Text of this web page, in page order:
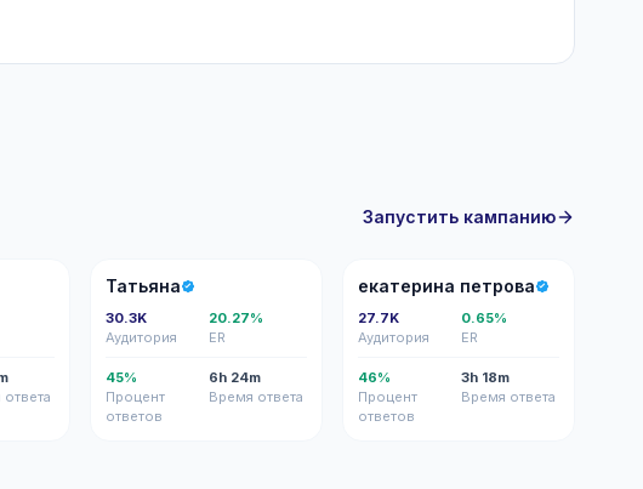
Запустить кампанию
Т
Татьяна
30.3K
Аудитория
20.27%
ER
45%
Процент
ответов
6h 24m
Время ответа
ЕП
екатерина петрова
27.7K
Аудитория
0.65%
ER
46%
Процент
ответов
3h 18m
Время ответа